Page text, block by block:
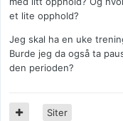
et lite opphold?
Jeg skal ha en uke
Burde jeg da også ta
den perioden?
Siter